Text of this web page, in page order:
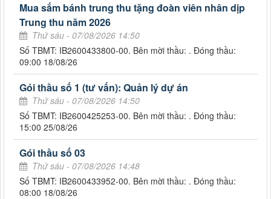
Mua sắm bánh trung thu tặng đoàn viên nhân dịp
Trung thu năm 2026
Thứ sáu - 07/08/2026 14:50
Số TBMT: IB2600433800-00. Bên mời thầu: . Đóng thầu:
09:00 18/08/26
Gói thầu số 1 (tư vấn): Quản lý dự án
Thứ sáu - 07/08/2026 14:50
Số TBMT: IB2600425253-00. Bên mời thầu: . Đóng thầu:
15:00 25/08/26
Gói thầu số 03
Thứ sáu - 07/08/2026 14:48
Số TBMT: IB2600433952-00. Bên mời thầu: . Đóng thầu:
08:00 18/08/26